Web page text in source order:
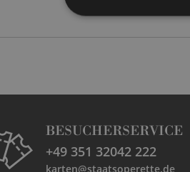
BESUCHERSERVICE
+49 351 32042 222
karten@staatsoperette.de